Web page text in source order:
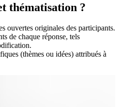
thématisation ?
ouvertes originales des participants.
de chaque réponse, tels
(thèmes ou idées) attribués à